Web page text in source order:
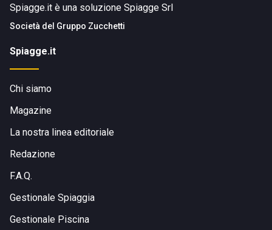
Spiagge.it è una soluzione Spiagge Srl
Società del Gruppo Zucchetti
Spiagge.it
Chi siamo
Magazine
La nostra linea editoriale
Redazione
F.A.Q.
Gestionale Spiaggia
Gestionale Piscina